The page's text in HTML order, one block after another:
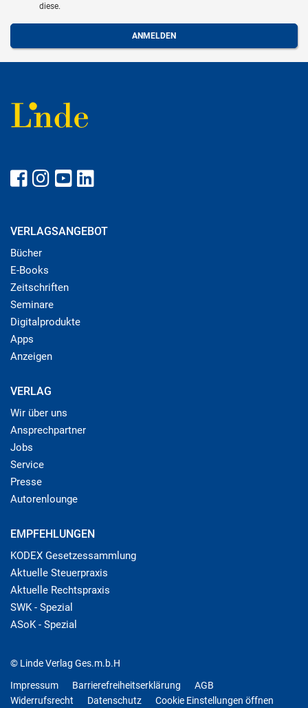
diese.
VERLAGSANGEBOT
Bücher
E-Books
Zeitschriften
Seminare
Digitalprodukte
Apps
Anzeigen
VERLAG
Wir über uns
Ansprechpartner
Jobs
Service
Presse
Autorenlounge
EMPFEHLUNGEN
KODEX Gesetzessammlung
Aktuelle Steuerpraxis
Aktuelle Rechtspraxis
SWK - Spezial
ASoK - Spezial
© Linde Verlag Ges.m.b.H
Impressum
Barrierefreiheitserklärung
AGB
Widerrufsrecht
Datenschutz Cookie Einstellungen öffnen